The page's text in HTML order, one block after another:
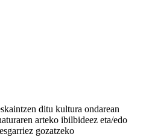
ditu kultura ondarean
arteko ibilbideez eta/edo
gozatzeko